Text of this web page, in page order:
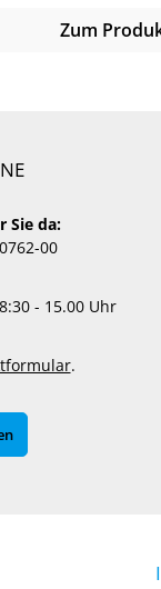
Zum
Sie da:
00
- 15.00 Uhr
.